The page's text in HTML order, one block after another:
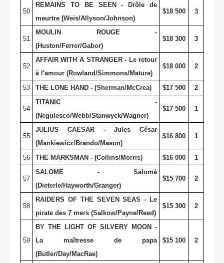
50
REMAINS TO BE SEEN - Drôle de
meurtre (Weis/Allyson/Johnson)
$18 500 3
51
MOULIN ROUGE -
(Huston/Ferrer/Gabor)
$18 300 3
52
AFFAIR WITH A STRANGER - Le retour
à l'amour (Rowland/Simmons/Mature)
$18 000 2
53 THE LONE HAND - (Sherman/McCrea) $17 500 2
54
TITANIC -
(Negulesco/Webb/Stanwyck/Wagner)
$17 500 1
55
JULIUS CAESAR - Jules César
(Mankiewicz/Brando/Mason)
$16 800 1
56 THE MARKSMAN - (Collins/Morris) $16 000 1
57
SALOME - Salomé
(Dieterle/Hayworth/Granger)
$15 700 2
58
RAIDERS OF THE SEVEN SEAS - Le
pirate des 7 mers (Salkow/Payne/Reed)
$15 300 2
59
BY THE LIGHT OF SILVERY MOON -
La maîtresse de papa
(Butler/Day/MacRae)
$15 100 2